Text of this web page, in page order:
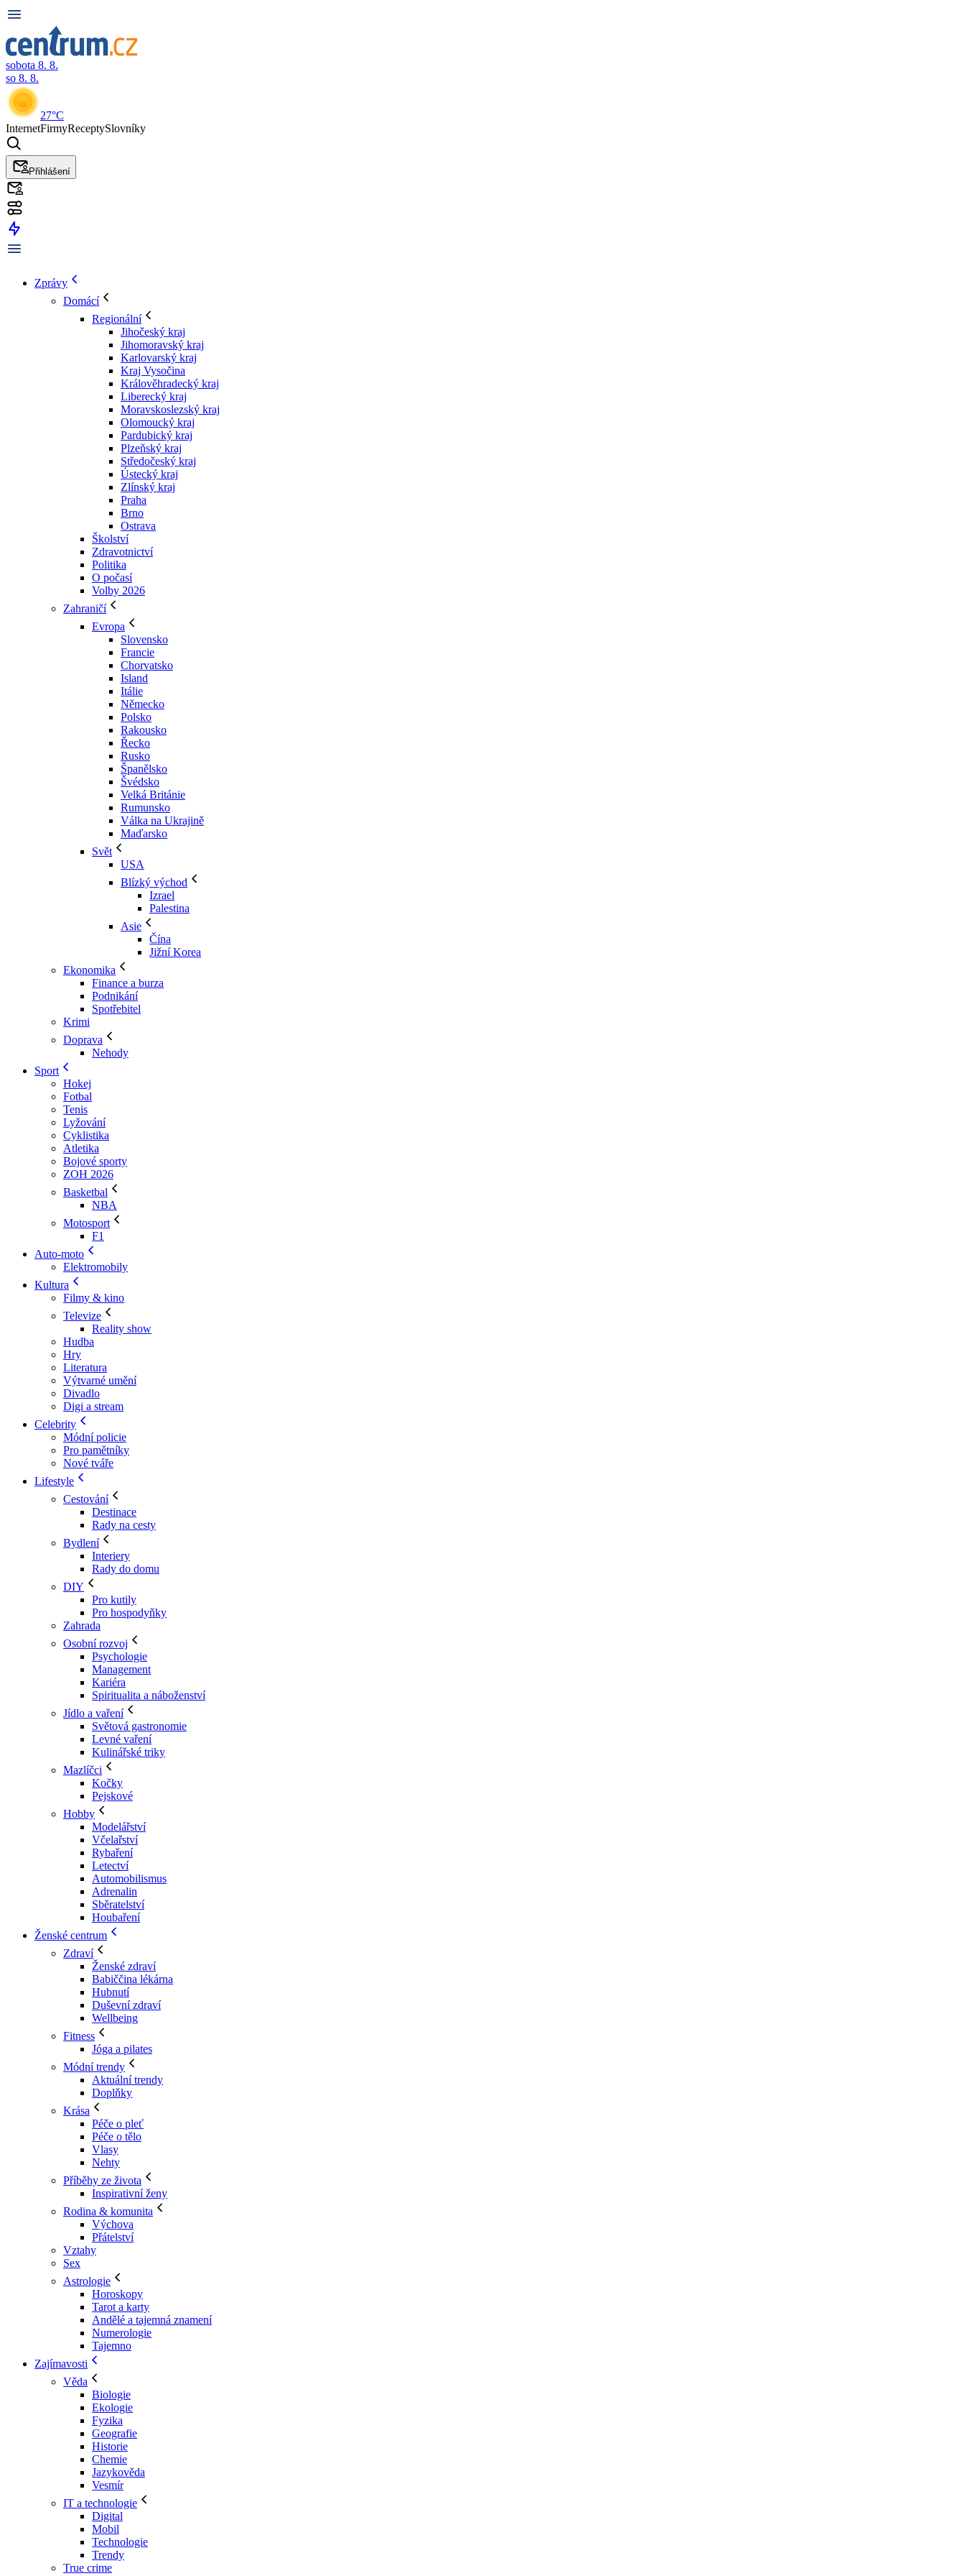
sobota 8. 8.
so 8. 8.
27°C
InternetFirmyReceptySlovníky
Přihlášení
Zprávy
Domácí
Regionální
Jihočeský kraj
Jihomoravský kraj
Karlovarský kraj
Kraj Vysočina
Králověhradecký kraj
Liberecký kraj
Moravskoslezský kraj
Olomoucký kraj
Pardubický kraj
Plzeňský kraj
Středočeský kraj
Ústecký kraj
Zlínský kraj
Praha
Brno
Ostrava
Školství
Zdravotnictví
Politika
O počasí
Volby 2026
Zahraničí
Evropa
Slovensko
Francie
Chorvatsko
Island
Itálie
Německo
Polsko
Rakousko
Řecko
Rusko
Španělsko
Švédsko
Velká Británie
Rumunsko
Válka na Ukrajině
Maďarsko
Svět
USA
Blízký východ
Izrael
Palestina
Asie
Čína
Jižní Korea
Ekonomika
Finance a burza
Podnikání
Spotřebitel
Krimi
Doprava
Nehody
Sport
Hokej
Fotbal
Tenis
Lyžování
Cyklistika
Atletika
Bojové sporty
ZOH 2026
Basketbal
NBA
Motosport
F1
Auto-moto
Elektromobily
Kultura
Filmy & kino
Televize
Reality show
Hudba
Hry
Literatura
Výtvarné umění
Divadlo
Digi a stream
Celebrity
Módní policie
Pro pamětníky
Nové tváře
Lifestyle
Cestování
Destinace
Rady na cesty
Bydlení
Interiery
Rady do domu
DIY
Pro kutily
Pro hospodyňky
Zahrada
Osobní rozvoj
Psychologie
Management
Kariéra
Spiritualita a náboženství
Jídlo a vaření
Světová gastronomie
Levné vaření
Kulinářské triky
Mazlíčci
Kočky
Pejskové
Hobby
Modelářství
Včelařství
Rybaření
Letectví
Automobilismus
Adrenalin
Sběratelství
Houbaření
Ženské centrum
Zdraví
Ženské zdraví
Babiččina lékárna
Hubnutí
Duševní zdraví
Wellbeing
Fitness
Jóga a pilates
Módní trendy
Aktuální trendy
Doplňky
Krása
Péče o pleť
Péče o tělo
Vlasy
Nehty
Příběhy ze života
Inspirativní ženy
Rodina & komunita
Výchova
Přátelství
Vztahy
Sex
Astrologie
Horoskopy
Tarot a karty
Andělé a tajemná znamení
Numerologie
Tajemno
Zajímavosti
Věda
Biologie
Ekologie
Fyzika
Geografie
Historie
Chemie
Jazykověda
Vesmír
IT a technologie
Digital
Mobil
Technologie
Trendy
True crime